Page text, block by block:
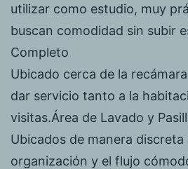
utilizar como estudio, muy
buscan comodidad sin subir
Completo
Ubicado cerca de la
dar servicio tanto a la
visitas.Área de Lavado y
Ubicados de manera
organización y el flujo